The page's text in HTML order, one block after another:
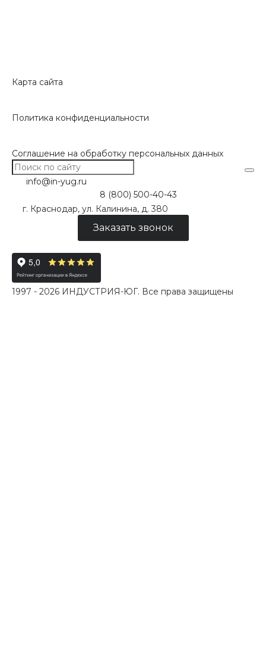
Карта сайта
Политика конфиденциальности
Соглашение на обработку персональных данных
info@in-yug.ru
8 (800) 500-40-43
г. Краснодар, ул. Калинина, д. 380
Заказать звонок
1997 - 2026 ИНДУСТРИЯ-ЮГ. Все права защищены